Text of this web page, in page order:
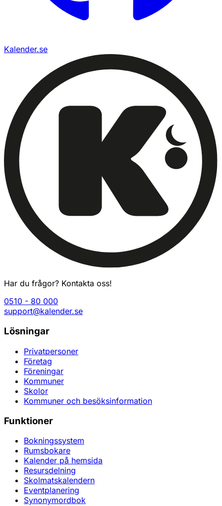
Kalender.se
Har du frågor? Kontakta oss!
0510 - 80 000
support@kalender.se
Lösningar
Privatpersoner
Företag
Föreningar
Kommuner
Skolor
Kommuner och besöksinformation
Funktioner
Bokningssystem
Rumsbokare
Kalender på hemsida
Resursdelning
Skolmatskalendern
Eventplanering
Synonymordbok